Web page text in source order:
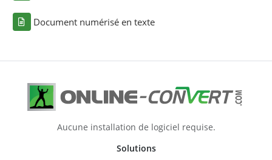
Document numérisé en texte
Aucune installation de logiciel requise.
Solutions